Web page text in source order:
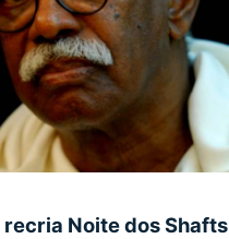
recria Noite dos Shafts